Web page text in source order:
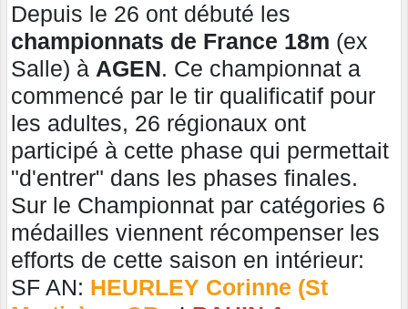
Depuis le 26 ont débuté les
championnats de France 18m (ex
Salle) à AGEN. Ce championnat a
commencé par le tir qualificatif pour
les adultes, 26 régionaux ont
participé à cette phase qui permettait
"d'entrer" dans les phases finales.
Sur le Championnat par catégories 6
médailles viennent récompenser les
efforts de cette saison en intérieur:
SF AN: HEURLEY Corinne (St